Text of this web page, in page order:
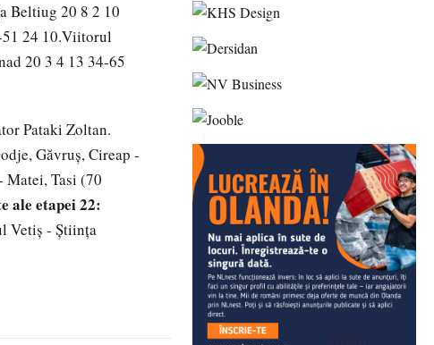
Beltiug 20 8 2 10
51 24 10.Viitorul
20 3 4 13 34-65
Pataki Zoltan.
Găvruș, Cireap -
Matei, Tasi (70
ale etapei 22:
Vetiş - Ştiinţa